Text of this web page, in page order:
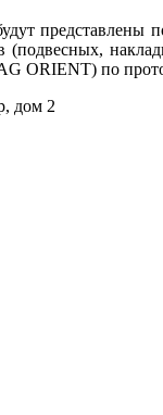
ORIENT) по
дом 2